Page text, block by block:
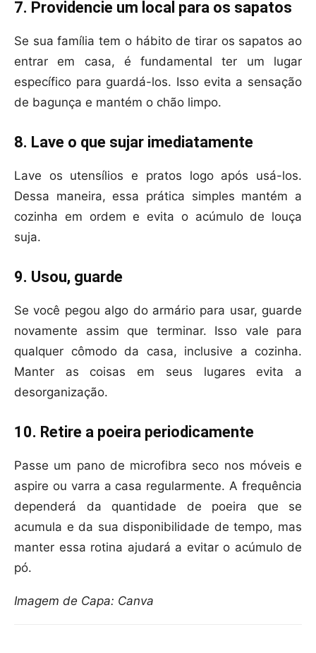
7. Providencie um local para os sapatos
Se sua família tem o hábito de tirar os sapatos ao
entrar em casa, é fundamental ter um lugar
específico para guardá-los. Isso evita a sensação
de bagunça e mantém o chão limpo.
8. Lave o que sujar imediatamente
Lave os utensílios e pratos logo após usá-los.
Dessa maneira, essa prática simples mantém a
cozinha em ordem e evita o acúmulo de louça
suja.
9. Usou, guarde
Se você pegou algo do armário para usar, guarde
novamente assim que terminar. Isso vale para
qualquer cômodo da casa, inclusive a cozinha.
Manter as coisas em seus lugares evita a
desorganização.
10. Retire a poeira periodicamente
Passe um pano de microfibra seco nos móveis e
aspire ou varra a casa regularmente. A frequência
dependerá da quantidade de poeira que se
acumula e da sua disponibilidade de tempo, mas
manter essa rotina ajudará a evitar o acúmulo de
pó.
Imagem de Capa: Canva